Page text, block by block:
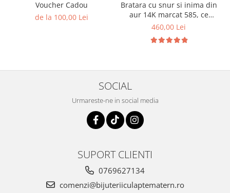
Voucher Cadou
de la 100,00 Lei
Bratara cu snur si inima din
aur 14K marcat 585, ce
contine lapte matern, suvita
460,00 Lei
SOCIAL
Urmareste-ne in social media
SUPORT CLIENTI
0769627134
comenzi@bijuteriiculaptematern.ro